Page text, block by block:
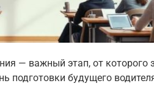
— важный этап, от которого
подготовки будущего